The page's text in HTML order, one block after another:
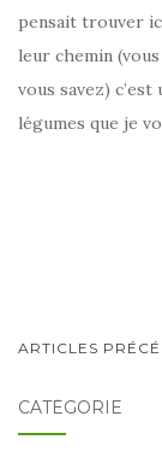
pensait trouver
leur chemin
vous savez)
légumes que je
SEIN
ARTICLES
CATÉGORIE